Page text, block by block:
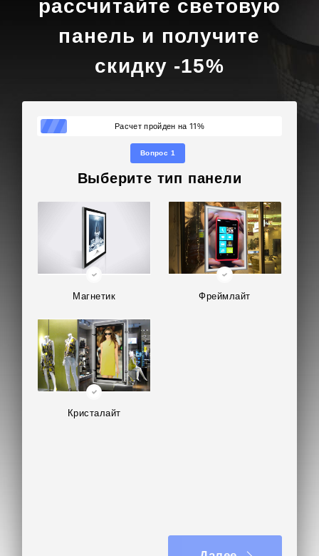
рассчитайте световую
панель и получите
скидку -15%
Расчет пройден на 11%
Вопрос 1
Выберите тип панели
Магнетик Фреймлайт
Кристалайт